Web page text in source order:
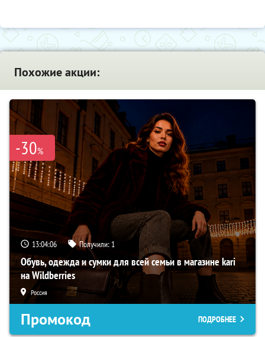
Похожие акции:
-30%
13:04:04 Получили: 1
Обувь, одежда и сумки для всей семьи в магазине kari
на Wildberries
Россия
Промокод ПОДРОБНЕЕ